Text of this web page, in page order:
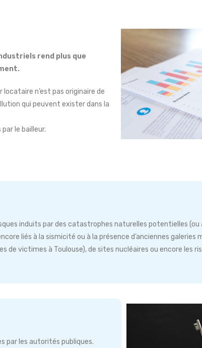
rend plus que
n’est pas originaire de
qui peuvent exister dans la
le bailleur.
induits par des catastrophes naturelles potentielles
liés à la sismicité ou à la présence d’anciennes galeries
victimes à Toulouse), de sites nucléaires ou encore les
par les autorités publiques.